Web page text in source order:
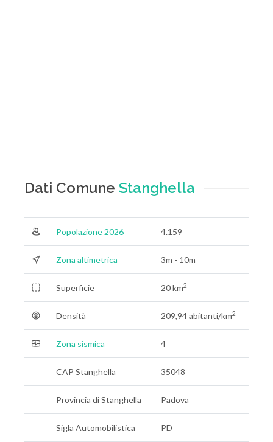
Dati Comune Stanghella
Popolazione 2026 4.159
Zona altimetrica 3m - 10m
Superficie 20 km2
Densità 209,94 abitanti/km2
Zona sismica 4
CAP Stanghella 35048
Provincia di Stanghella Padova
Sigla Automobilistica PD